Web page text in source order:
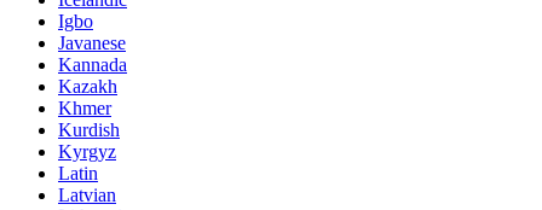
Igbo
Javanese
Kannada
Kazakh
Khmer
Kurdish
Kyrgyz
Latin
Latvian